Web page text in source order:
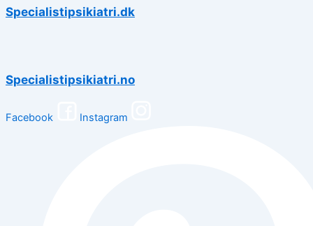
Specialistipsikiatri.dk
Specialistipsikiatri.no
Facebook Instagram